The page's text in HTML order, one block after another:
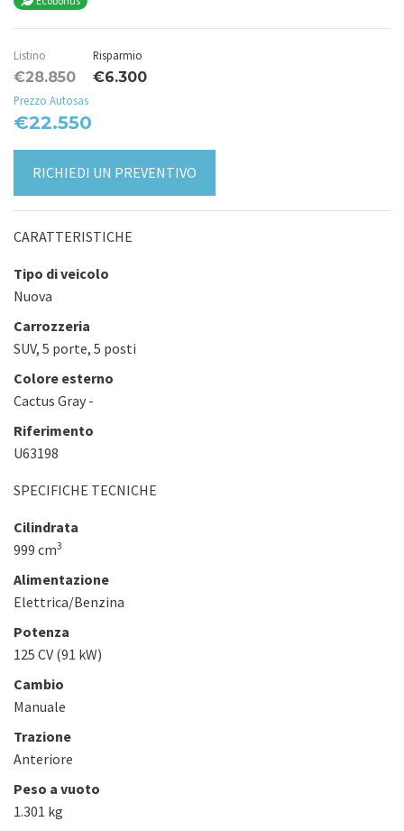
Listino
€28.850
Risparmio
€6.300
Prezzo Autosas
€22.550
RICHIEDI UN PREVENTIVO
CARATTERISTICHE
Tipo di veicolo
Nuova
Carrozzeria
SUV, 5 porte, 5 posti
Colore esterno
Cactus Gray -
Riferimento
U63198
SPECIFICHE TECNICHE
Cilindrata
999 cm3
Alimentazione
Elettrica/Benzina
Potenza
125 CV (91 kW)
Cambio
Manuale
Trazione
Anteriore
Peso a vuoto
1.301 kg